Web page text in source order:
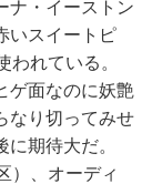
ナ・イーストン
いスイートピ
れている。
ゲ面なのに妖艶
なり切ってみせ
期待大だ。
）、オーディ